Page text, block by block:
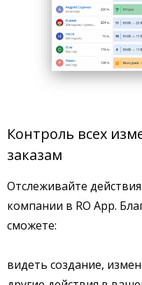
Контроль всех
заказам
Отслеживайте
компании в RO App.
сможете:
видеть создание,